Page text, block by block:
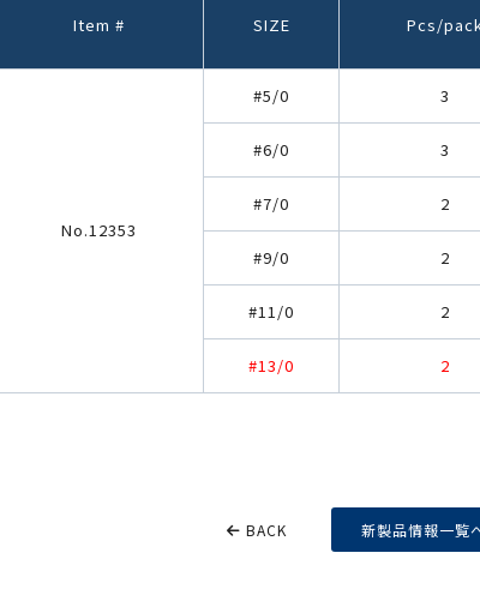
Item # SIZE Pcs/
No.12353
#5/0 3
#6/0 3
#7/0 2
#9/0 2
#11/0 2
#13/0 2
BACK 新製品情報一覧